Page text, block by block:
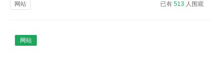
网站 已有513 人围观
网站